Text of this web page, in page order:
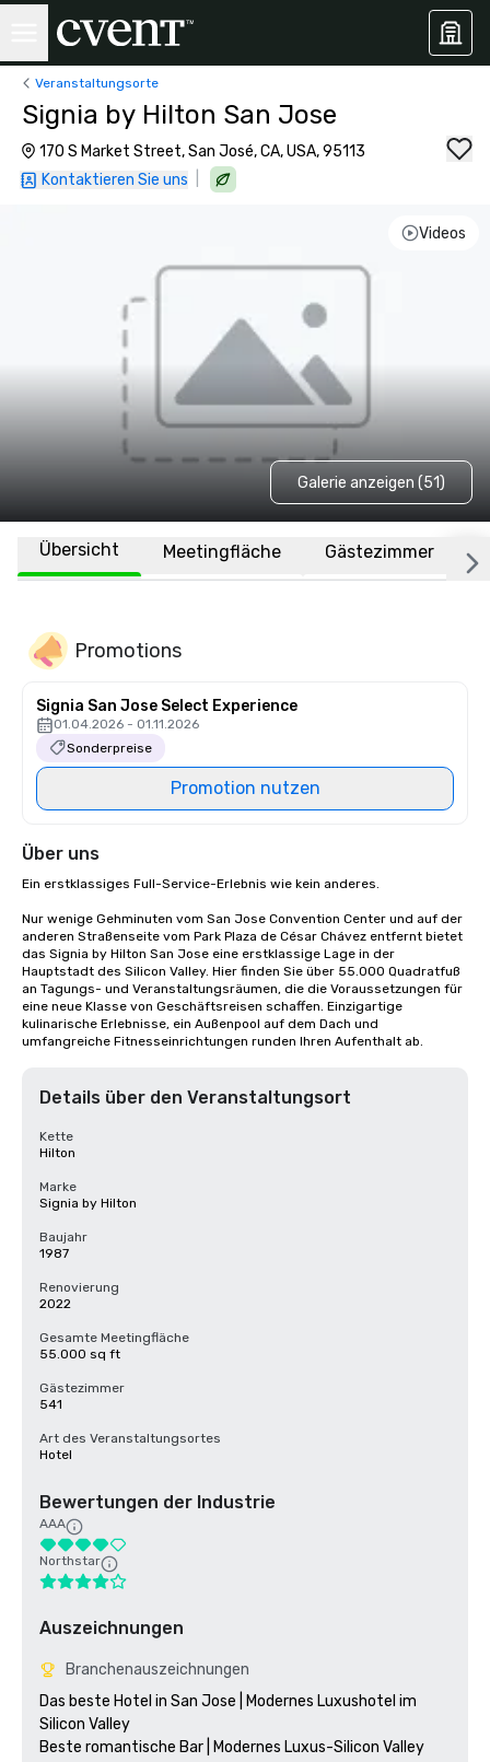
Veranstaltungsorte
Signia by Hilton San Jose
170 S Market Street, San José, CA, USA, 95113
Kontaktieren Sie uns
Videos
Galerie anzeigen (51)
Übersicht Meetingfläche Gästezimmer
Promotions
Signia San Jose Select Experience
01.04.2026 - 01.11.2026
Sonderpreise
Promotion nutzen
Über uns
Ein erstklassiges Full-Service-Erlebnis wie kein anderes.
Nur wenige Gehminuten vom San Jose Convention Center und auf der
anderen Straßenseite vom Park Plaza de César Chávez entfernt bietet
das Signia by Hilton San Jose eine erstklassige Lage in der
Hauptstadt des Silicon Valley. Hier finden Sie über 55.000 Quadratfuß
an Tagungs- und Veranstaltungsräumen, die die Voraussetzungen für
eine neue Klasse von Geschäftsreisen schaffen. Einzigartige
kulinarische Erlebnisse, ein Außenpool auf dem Dach und
umfangreiche Fitnesseinrichtungen runden Ihren Aufenthalt ab.
Details über den Veranstaltungsort
Kette
Hilton
Marke
Signia by Hilton
Baujahr
1987
Renovierung
2022
Gesamte Meetingfläche
55.000 sq ft
Gästezimmer
541
Art des Veranstaltungsortes
Hotel
Bewertungen der Industrie
AAA
Northstar
Auszeichnungen
Branchenauszeichnungen
Das beste Hotel in San Jose | Modernes Luxushotel im
Silicon Valley